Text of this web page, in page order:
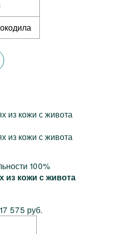
100%
из кожи с живота
575 руб.